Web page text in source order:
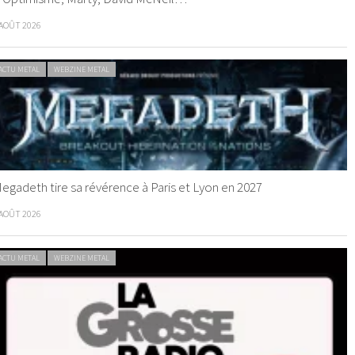
2026
METAL WEBZINE METAL
tire sa révérence à Paris et Lyon en 2027
2026
METAL WEBZINE METAL